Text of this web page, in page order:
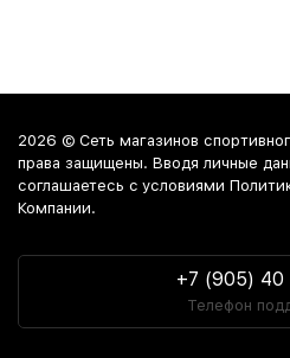
2026 © Сеть магазинов
права защищены. Вводя личные
соглашаетесь c условиями
Компании.
+7 (905) 40
Телефон